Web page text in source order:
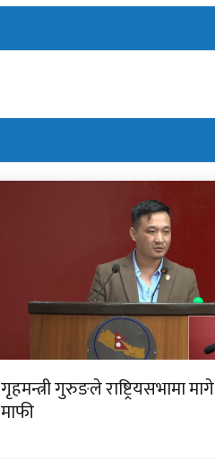
गृहमन्त्री गुरुङले राष्ट्रियसभामा मागे
माफी